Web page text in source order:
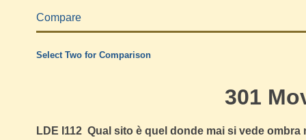
Compare
Select Two for Comparison
301
LDE I112 Qual sito è quel donde mai si vede